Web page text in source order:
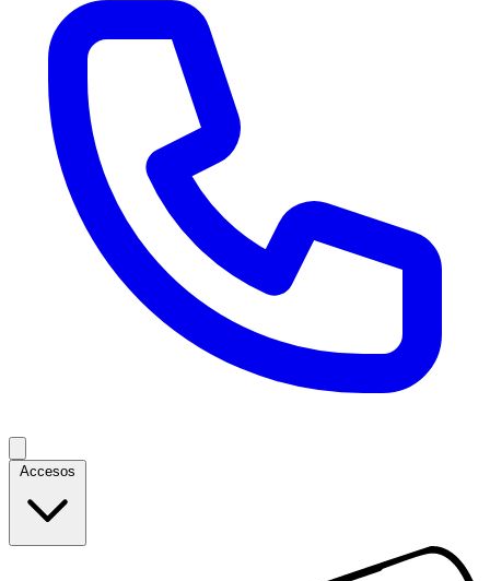
Accesos